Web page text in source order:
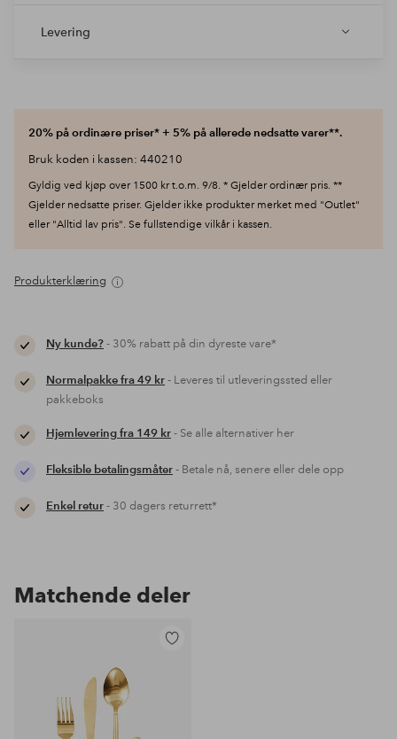
Levering
20% på ordinære priser* + 5% på allerede nedsatte varer**.
Bruk koden i kassen: 440210
Gyldig ved kjøp over 1500 kr t.o.m. 9/8. * Gjelder ordinær pris. **
Gjelder nedsatte priser. Gjelder ikke produkter merket med "Outlet"
eller "Alltid lav pris". Se fullstendige vilkår i kassen.
Produkterklæring
Ny kunde?- 30% rabatt på din dyreste vare*
Normalpakke fra 49 kr- Leveres til utleveringssted eller
pakkeboks
Hjemlevering fra 149 kr- Se alle alternativer her
Fleksible betalingsmåter- Betale nå, senere eller dele opp
Enkel retur- 30 dagers returrett*
Matchende deler